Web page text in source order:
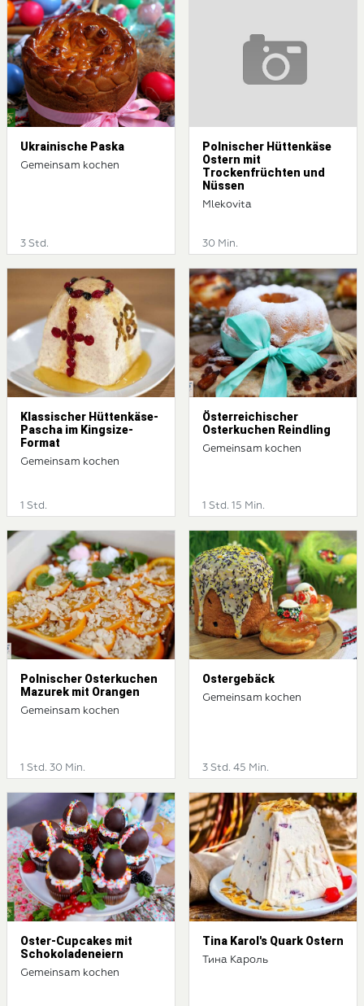
Ukrainische Paska
Gemeinsam kochen
3 Std.
Polnischer Hüttenkäse
Ostern mit
Trockenfrüchten und
Nüssen
Mlekovita
30 Min.
Klassischer Hüttenkäse-
Pascha im Kingsize-
Format
Gemeinsam kochen
1 Std.
Österreichischer
Osterkuchen Reindling
Gemeinsam kochen
1 Std. 15 Min.
Polnischer Osterkuchen
Mazurek mit Orangen
Gemeinsam kochen
1 Std. 30 Min.
Ostergebäck
Gemeinsam kochen
3 Std. 45 Min.
Oster-Cupcakes mit
Schokoladeneiern
Gemeinsam kochen
Tina Karol's Quark Ostern
Тина Кароль